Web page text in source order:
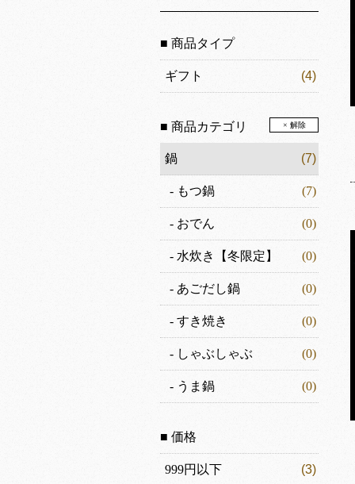
■ 商品タイプ
ギフト (4)
■ 商品カテゴリ × 解除
鍋 (7)
- もつ鍋 (7)
- おでん (0)
- 水炊き【冬限定】 (0)
- あごだし鍋 (0)
- すき焼き (0)
- しゃぶしゃぶ (0)
- うま鍋 (0)
■ 価格
999円以下 (3)